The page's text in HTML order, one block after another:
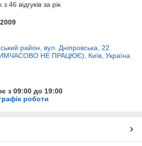
46 відгуків за рік
район, вул. Дніпровська, 22
НЕ ПРАЦЮЄ), Київ, Україна
з 09:00 до 19:00
роботи